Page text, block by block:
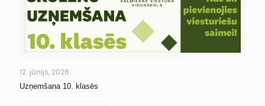
12. jūnijs, 2026
Uzņemšana 10. klasēs